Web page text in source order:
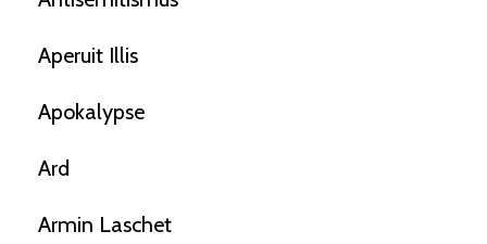
Aperuit Illis
Apokalypse
Ard
Armin Laschet